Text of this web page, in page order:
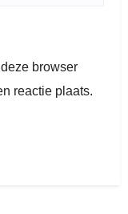
browser
reactie plaats.